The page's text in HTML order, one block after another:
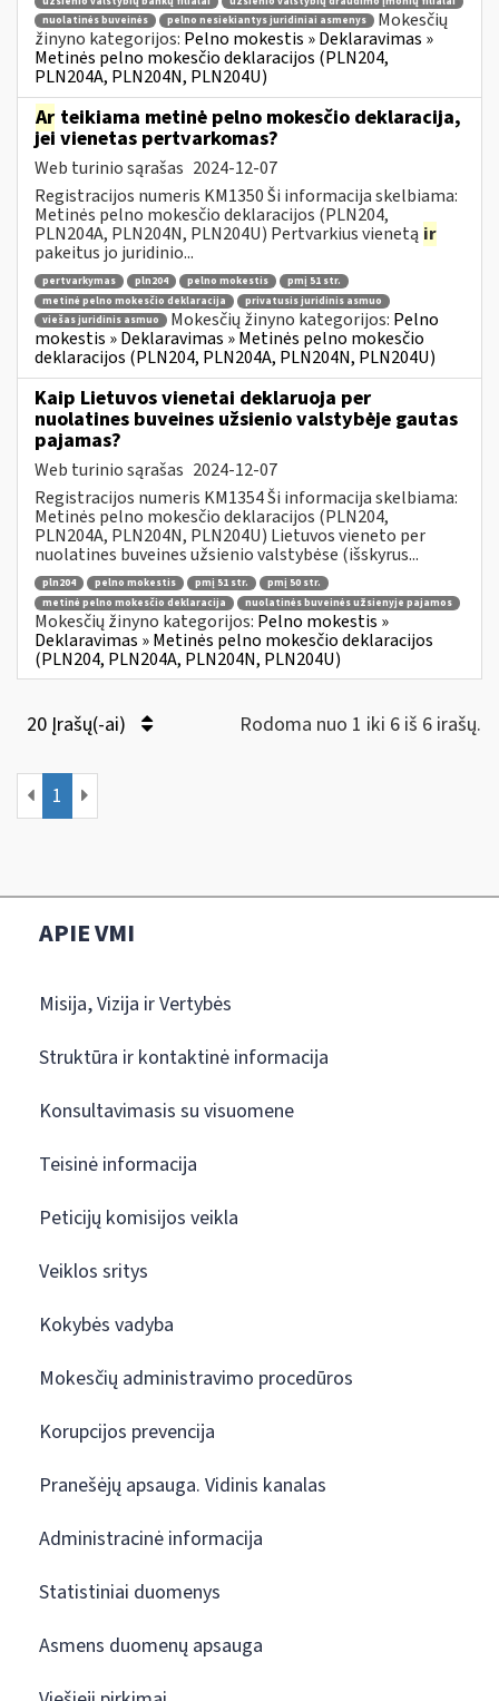
nuolatinės buveinės
pelno nesiekiantys juridiniai asmenys
Mokesčių
žinyno kategorijos: Pelno mokestis » Deklaravimas »
Metinės pelno mokesčio deklaracijos (PLN204,
PLN204A, PLN204N, PLN204U)
Ar teikiama metinė pelno mokesčio deklaracija,
jei vienetas pertvarkomas?
Web turinio sąrašas 2024-12-07
Registracijos numeris KM1350 Ši informacija skelbiama:
Metinės pelno mokesčio deklaracijos (PLN204,
PLN204A, PLN204N, PLN204U) Pertvarkius vienetą ir
pakeitus jo juridinio...
pertvarkymas pln204 pelno mokestis
pmį 51 str.
metinė pelno mokesčio deklaracija
privatusis juridinis asmuo
viešas juridinis asmuo
Mokesčių žinyno kategorijos: Pelno
mokestis » Deklaravimas » Metinės pelno mokesčio
deklaracijos (PLN204, PLN204A, PLN204N, PLN204U)
Kaip Lietuvos vienetai deklaruoja per
nuolatines buveines užsienio valstybėje gautas
pajamas?
Web turinio sąrašas 2024-12-07
Registracijos numeris KM1354 Ši informacija skelbiama:
Metinės pelno mokesčio deklaracijos (PLN204,
PLN204A, PLN204N, PLN204U) Lietuvos vieneto per
nuolatines buveines užsienio valstybėse (išskyrus...
pln204 pelno mokestis pmį 51 str.
pmį 50 str.
metinė pelno mokesčio deklaracija
nuolatinės buveinės užsienyje pajamos
Mokesčių žinyno kategorijos: Pelno mokestis »
Deklaravimas » Metinės pelno mokesčio deklaracijos
(PLN204, PLN204A, PLN204N, PLN204U)
20 Įrašų(-ai) Rodoma nuo 1 iki 6 iš 6 irašų.
1
APIE VMI
Misija, Vizija ir Vertybės
Struktūra ir kontaktinė informacija
Konsultavimasis su visuomene
Teisinė informacija
Peticijų komisijos veikla
Veiklos sritys
Kokybės vadyba
Mokesčių administravimo procedūros
Korupcijos prevencija
Pranešėjų apsauga. Vidinis kanalas
Administracinė informacija
Statistiniai duomenys
Asmens duomenų apsauga